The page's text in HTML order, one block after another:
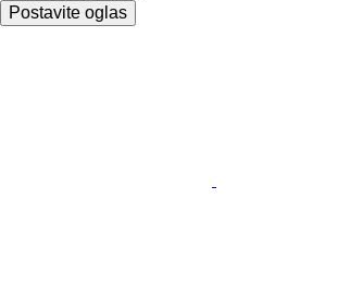
Postavite oglas